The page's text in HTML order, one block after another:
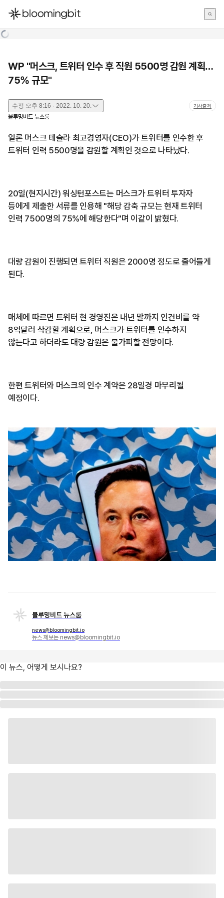
한국어
WP "머스크, 트위터 인수 후 직원 5500명 감원 계획…
75% 규모"
수정 오후 8:16 · 2022. 10. 20. 기사출처
블루밍비트 뉴스룸
일론 머스크 테슬라 최고경영자(CEO)가 트위터를 인수한 후
트위터 인력 5500명을 감원할 계획인 것으로 나타났다.
20일(현지시간) 워싱턴포스트는 머스크가 트위터 투자자
등에게 제출한 서류를 인용해 "해당 감축 규모는 현재 트위터
인력 7500명의 75%에 해당한다"며 이같이 밝혔다.
대량 감원이 진행되면 트위터 직원은 2000명 정도로 줄어들게
된다.
매체에 따르면 트위터 현 경영진은 내년 말까지 인건비를 약
8억달러 삭감할 계획으로, 머스크가 트위터를 인수하지
않는다고 하더라도 대량 감원은 불가피할 전망이다.
한편 트위터와 머스크의 인수 계약은 28일경 마무리될
예정이다.
블루밍비트 뉴스룸
news@bloomingbit.io
뉴스 제보는 news@bloomingbit.io
이 뉴스, 어떻게 보시나요?